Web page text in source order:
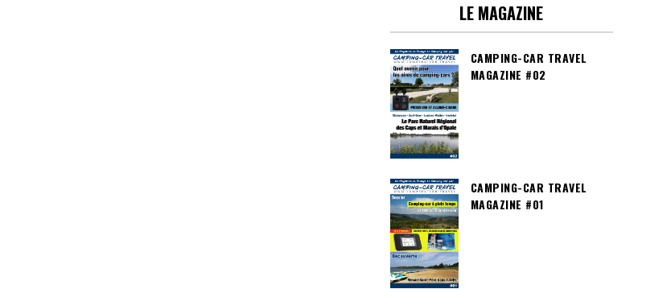
LE MAGAZINE
CAMPING-CAR TRAVEL
MAGAZINE #02
CAMPING-CAR TRAVEL
MAGAZINE #01